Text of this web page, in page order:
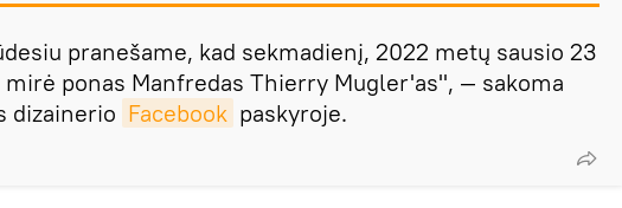
pranešame, kad sekmadienį, 2022 metų sausio 23
mirė ponas Manfredas Thierry Mugler'as", — sakoma
dizainerio Facebook paskyroje.